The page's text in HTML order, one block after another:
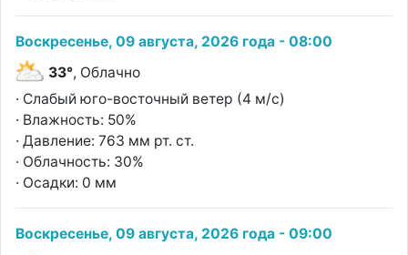
Воскресенье, 09 августа, 2026 года - 08:00
33°, Облачно
· Слабый юго-восточный ветер (4 м/с)
· Влажность: 50%
· Давление: 763 мм рт. ст.
· Облачность: 30%
· Осадки: 0 мм
Воскресенье, 09 августа, 2026 года - 09:00